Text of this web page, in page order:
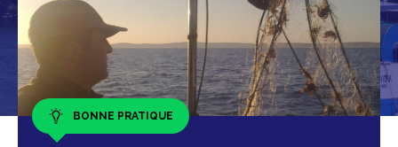
BONNE PRATIQUE